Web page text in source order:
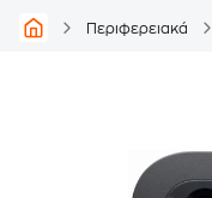
Περιφερειακά